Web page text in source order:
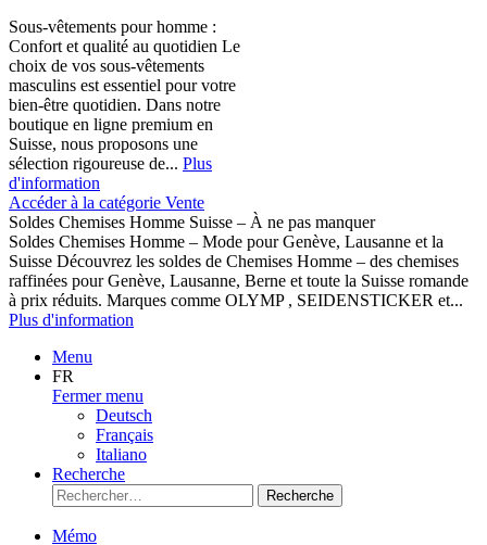
Sous-vêtements pour homme :
Confort et qualité au quotidien Le
choix de vos sous-vêtements
masculins est essentiel pour votre
bien-être quotidien. Dans notre
boutique en ligne premium en
Suisse, nous proposons une
sélection rigoureuse de... Plus
d'information
Accéder à la catégorie Vente
Soldes Chemises Homme Suisse – À ne pas manquer
Soldes Chemises Homme – Mode pour Genève, Lausanne et la
Suisse Découvrez les soldes de Chemises Homme – des chemises
raffinées pour Genève, Lausanne, Berne et toute la Suisse romande
à prix réduits. Marques comme OLYMP , SEIDENSTICKER et...
Plus d'information
Menu
FR
Fermer menu
Deutsch
Français
Italiano
Recherche
Recherche
Mémo